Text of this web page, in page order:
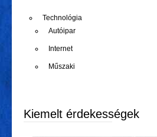
Technológia
Autóipar
Internet
Műszaki
Kiemelt érdekességek